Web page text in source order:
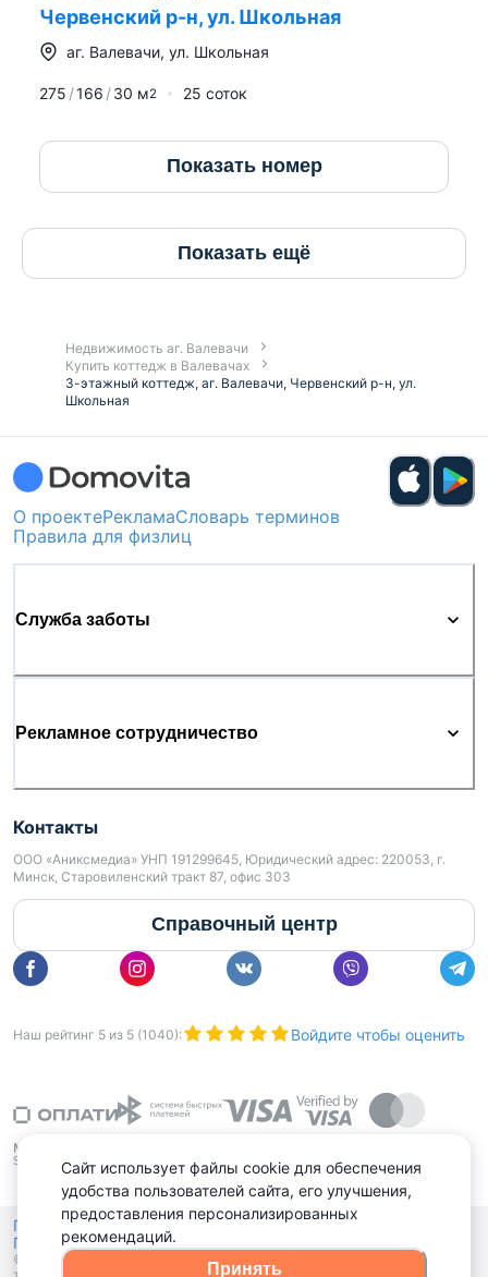
Червенский р-н, ул. Школьная
аг. Валевачи, ул. Школьная
275 166 30 м2 25 соток
Показать номер
Показать ещё
Недвижимость аг. Валевачи
Купить коттедж в Валевачах
3-этажный коттедж, аг. Валевачи, Червенский р-н, ул.
Школьная
О проектеРекламаСловарь терминов
Правила для физлиц
Служба заботы
Рекламное сотрудничество
Контакты
ООО «Аниксмедиа» УНП 191299645, Юридический адрес: 220053, г.
Минск, Старовиленский тракт 87, офис 303
Справочный центр
Наш рейтинг 5 из 5 (1040): Войдите чтобы оценить
Политика конфиденциальности,
Политика обработки файлов куки
© 2015 - 2026, Domovita.by. Копирование материалов допускается
Сайт использует файлы cookie для обеспечения
удобства пользователей сайта, его улучшения,
предоставления персонализированных
рекомендаций.
Принять